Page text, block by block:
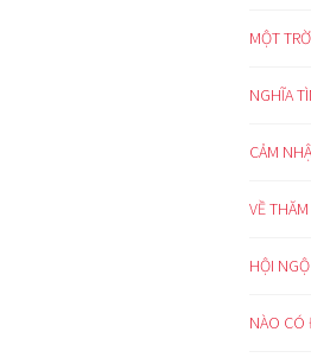
MỘT
NGHĨA
CẢM
VỀ
HỘI NGỘ
NÀO CÓ